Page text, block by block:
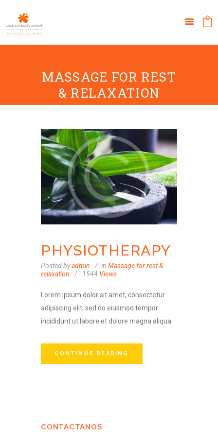
MASSAGE FOR REST
& RELAXATION
PHYSIOTHERAPY
Posted byadmin in Massage for rest &
relaxation
1544 Views
Lorem ipsum dolor sit amet, consectetur
adipiscing elit, sed do eiusmod tempor
incididunt ut labore et dolore magna aliqua.
CONTINUE READING
CONTACTANOS